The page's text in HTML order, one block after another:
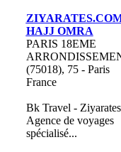
HAJJ OMRA
PARIS 18EME
(75018), 75 - Paris
France
Bk Travel - Ziyarates
Agence de voyages
spécialisé...